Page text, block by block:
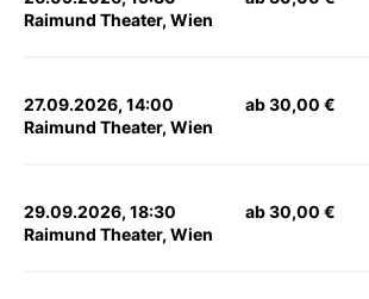
Raimund Theater, Wien
27.09.2026, 14:00
Raimund Theater, Wien
ab 30,00 €
29.09.2026, 18:30
Raimund Theater, Wien
ab 30,00 €